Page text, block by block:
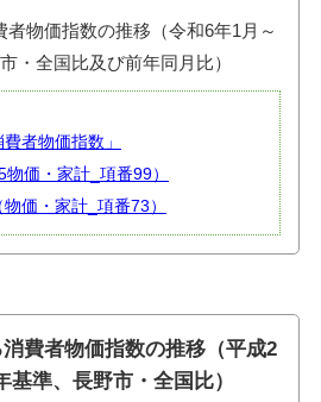
者物価指数」
価・家計_項番99）
価・家計_項番73）
費者物価指数の推移（平成2
基準、長野市・全国比）